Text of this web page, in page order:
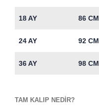
18 AY 86 CM
24 AY 92 CM
36 AY 98 CM
TAM KALIP NEDİR?